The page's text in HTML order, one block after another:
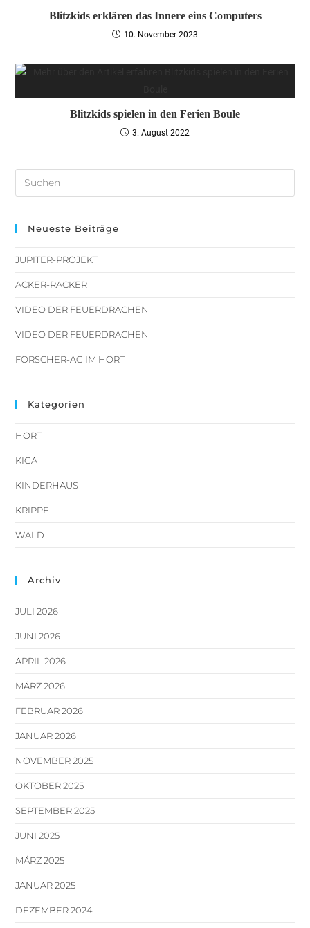
Blitzkids erklären das Innere eins Computers
10. November 2023
Blitzkids spielen in den Ferien Boule
3. August 2022
Neueste Beiträge
JUPITER-PROJEKT
ACKER-RACKER
VIDEO DER FEUERDRACHEN
VIDEO DER FEUERDRACHEN
FORSCHER-AG IM HORT
Kategorien
HORT
KIGA
KINDERHAUS
KRIPPE
WALD
Archiv
JULI 2026
JUNI 2026
APRIL 2026
MÄRZ 2026
FEBRUAR 2026
JANUAR 2026
NOVEMBER 2025
OKTOBER 2025
SEPTEMBER 2025
JUNI 2025
MÄRZ 2025
JANUAR 2025
DEZEMBER 2024